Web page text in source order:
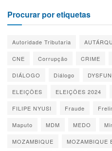
Procurar por etiquetas
Autoridade Tributaria
CNE Corrupção CRIME
DIÁLOGO Diálogo
ELEIÇÕES ELEIÇÕES 2024
FILIPE NYUSI Fraude
Maputo MDM MEDO
MOZAMBIQUE MOZAMBIQUE